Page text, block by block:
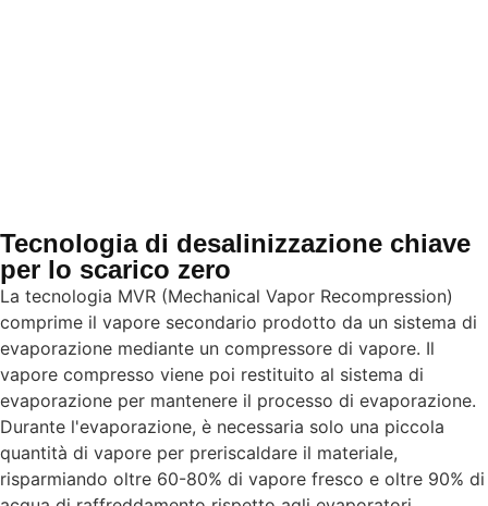
Tecnologia di desalinizzazione chiave
per lo scarico zero
La tecnologia MVR (Mechanical Vapor Recompression)
comprime il vapore secondario prodotto da un sistema di
evaporazione mediante un compressore di vapore. Il
vapore compresso viene poi restituito al sistema di
evaporazione per mantenere il processo di evaporazione.
Durante l'evaporazione, è necessaria solo una piccola
quantità di vapore per preriscaldare il materiale,
risparmiando oltre 60-80% di vapore fresco e oltre 90% di